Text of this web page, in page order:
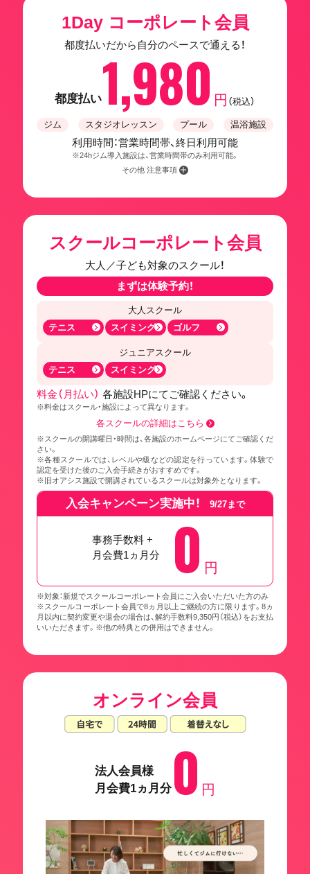
1Day コーポレート会員
都度払いだから自分のペースで通える！
都度払い1,980 円 （税込）
ジム スタジオレッスン プール 温浴施設
利用時間：営業時間帯、終日利用可能
※24hジム導入施設は、営業時間帯のみ利用可能。
その他 注意事項
スクールコーポレート会員
大人／子ども対象のスクール！
まずは体験予約！
大人スクール
テニス
スイミング ゴルフ
ジュニアスクール
テニス
スイミング
料金（月払い） 各施設HPにてご確認ください。
※料金はスクール・施設によって異なります。
各スクールの詳細はこちら
※スクールの開講曜日・時間は、各施設のホームページにてご確認くだ
さい。
※各種スクールでは、レベルや級などの認定を行っています。体験で
認定を受けた後のご入会手続きがおすすめです。
※旧オアシス施設で開講されているスクールは対象外となります。
入会キャンペーン実施中！ 9/27まで
事務手数料 +
月会費1ヵ月分
0 円
※対象：新規でスクールコーポレート会員にご入会いただいた方のみ
※スクールコーポレート会員で8ヵ月以上ご継続の方に限ります。8ヵ
月以内に契約変更や退会の場合は、解約手数料9,350円（税込）をお支払
いいただきます。※他の特典との併用はできません。
オンライン会員
法人会員様
月会費1ヵ月分0 円